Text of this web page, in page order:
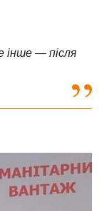
інше — після